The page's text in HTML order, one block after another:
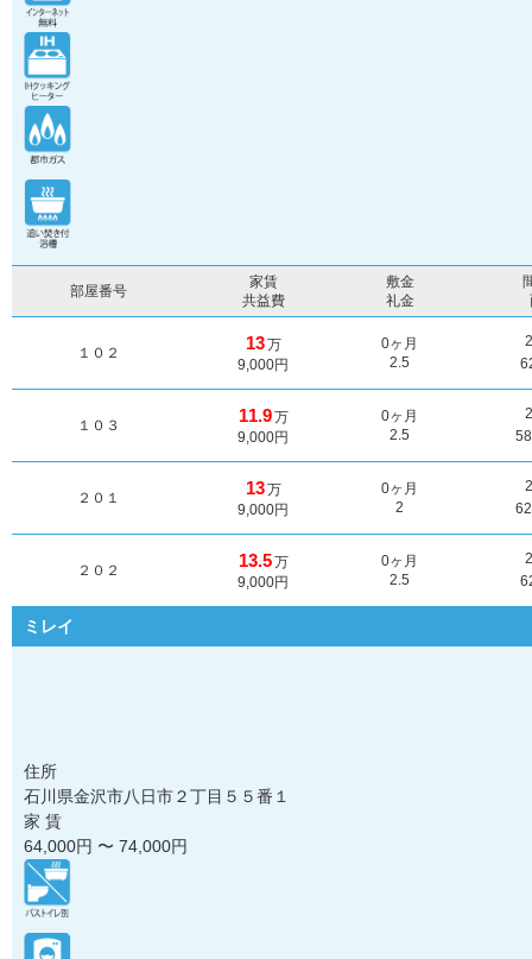
部屋番号
家賃
共益費
敷金
礼金
１０２ 13万
9,000円
0ヶ月
2.5
１０３ 11.9万
9,000円
0ヶ月
2.5
２０１ 13万
9,000円
0ヶ月
2
２０２ 13.5万
9,000円
0ヶ月
2.5
ミレイ
住所
石川県金沢市八日市２丁目５５番１
家 賃
64,000円 〜 74,000円